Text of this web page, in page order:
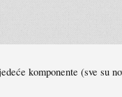
komponente (sve su